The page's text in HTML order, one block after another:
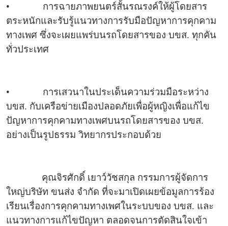
• การฉายภาพยนตร์สั้นรณรงค์ให้ผู้โดยสาร
ตระหนักและรับรู้แนวทางการรับมือปัญหาการคุกคาม
ทางเพศ ซึ่งจะเผยแพร่บนรถโดยสารของ บขส. ทุกคัน
ทั่วประเทศ
• การเสวนาในประเด็นความร่วมมือระหว่าง
บขส. กับเครือข่ายเมืองปลอดภัยเพื่อผู้หญิงเพื่อแก้ไข
ปัญหาการคุกคามทางเพศบนรถโดยสารของ บขส.
อย่างเป็นรูปธรรม วิทยากรประกอบด้วย
คุณจิรศักดิ์ เยาว์วัชสกุล กรรมการผู้จัดการ
ใหญ่บริษัท ขนส่ง จำกัด ที่จะมาเปิดเผยข้อมูลการร้อง
เรียนเรื่องการคุกคามทางเพศในระบบของ บขส. และ
แนวทางการแก้ไขปัญหา ตลอดจนการตัดสินใจเข้า